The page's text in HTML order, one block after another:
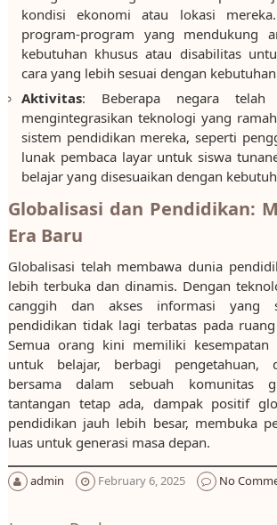
kondisi ekonomi atau lokasi
program-program yang mendukung
kebutuhan khusus atau disabilitas
cara yang lebih sesuai dengan
Aktivitas: Beberapa negara telah
mengintegrasikan teknologi yang
sistem pendidikan mereka, seperti
lunak pembaca layar untuk siswa
belajar yang disesuaikan dengan
Globalisasi dan Pendidikan:
Era Baru
Globalisasi telah membawa dunia
lebih terbuka dan dinamis. Dengan
canggih dan akses informasi yang
pendidikan tidak lagi terbatas pada
Semua orang kini memiliki
untuk belajar, berbagi pengetahuan,
bersama dalam sebuah komunitas
tantangan tetap ada, dampak positif
pendidikan jauh lebih besar, membuka
luas untuk generasi masa depan.
admin February 6, 2025 No